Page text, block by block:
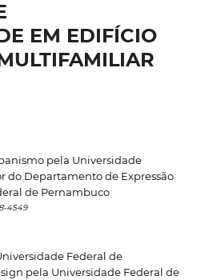
EM EDIFÍCIO
pela Universidade
do Departamento de Expressão
de Pernambuco
4549
Federal de
pela Universidade Federal de